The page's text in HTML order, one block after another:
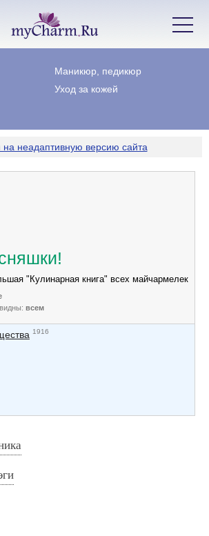
Маникюр, педикюр
Уход за кожей
на неадаптивную версию сайта
"Кулинарная книга" всех майчармелек
всем
1916